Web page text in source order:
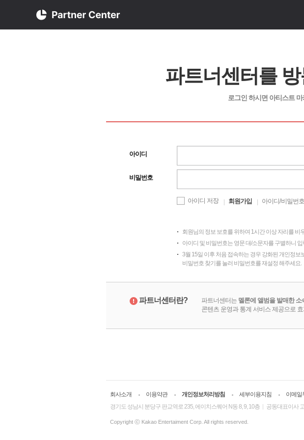
파트너센터를
로그인 하시면 아티스트
아이디
비밀번호
아이디 저장 회원가입 아이디/비밀번
회원님의 정보 보호를 위하여 1시간 이상 자리를 비
아이디 및 비밀번호는 영문 대/소문자를 구별하니
3월 15일 이후 처음 접속하는 경우 강화된 개인정보
비밀번호 찾기를 눌러 비밀번호를 재설정 해주세요.
얼마나 많은 사람들이 당신의 콘텐츠를
좋아하는지, 소비하는지 등
당신의
파트너센터란? 파트너센터는 멜론에 앨범을 발매한 소
콘텐츠 운영과 통계 서비스 제공으로
회사소개 이용약관 개인정보처리방침 세부이용지침
이메일
경기도 성남시 분당구 판교역로 235, 에이치스퀘어 N동 8, 9, 10층
공동대표이사
Copyright ⓒ Kakao Entertaiment Corp. All rights reserved.